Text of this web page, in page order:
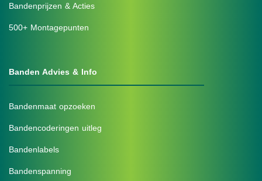
Bandenprijzen & Acties
500+ Montagepunten
Banden Advies & Info
Bandenmaat opzoeken
Bandencoderingen uitleg
Bandenlabels
Bandenspanning